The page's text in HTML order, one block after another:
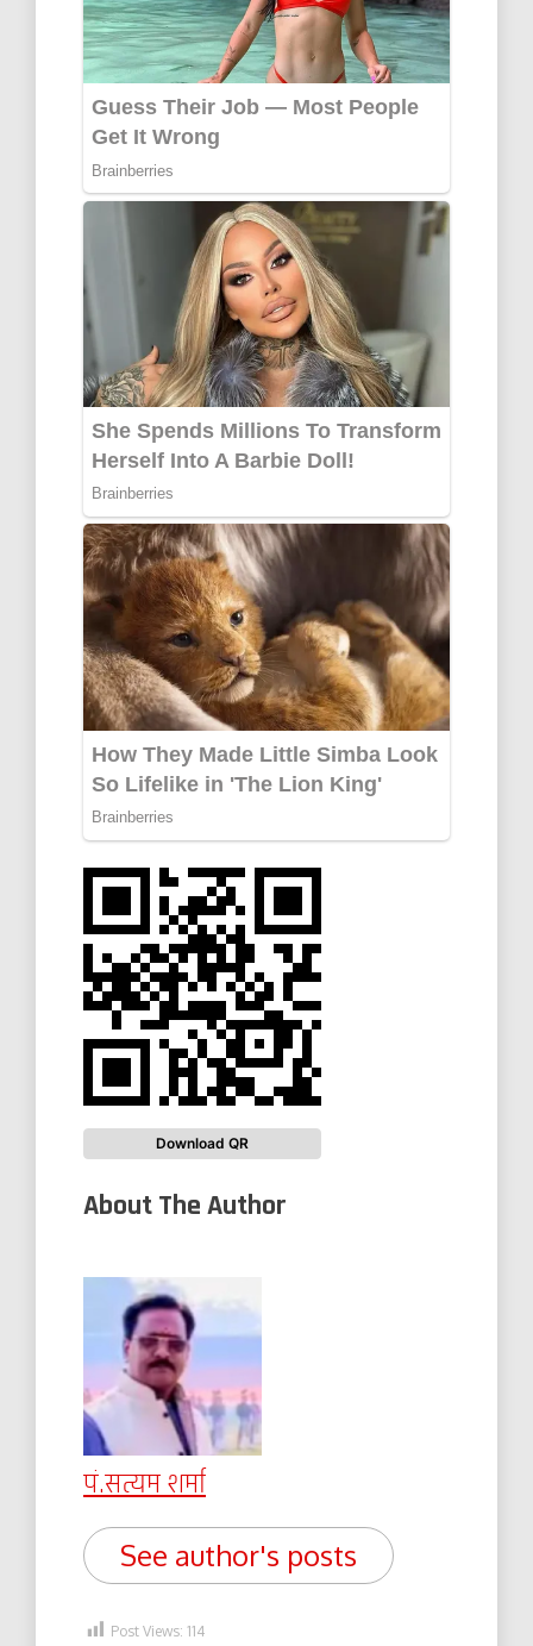
Download QR
About The Author
पं.सत्यम शर्मा
See author's posts
Post Views: 114